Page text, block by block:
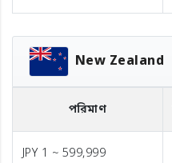
New Zealand
পরিমাণ
JPY 1 ~ 599,999